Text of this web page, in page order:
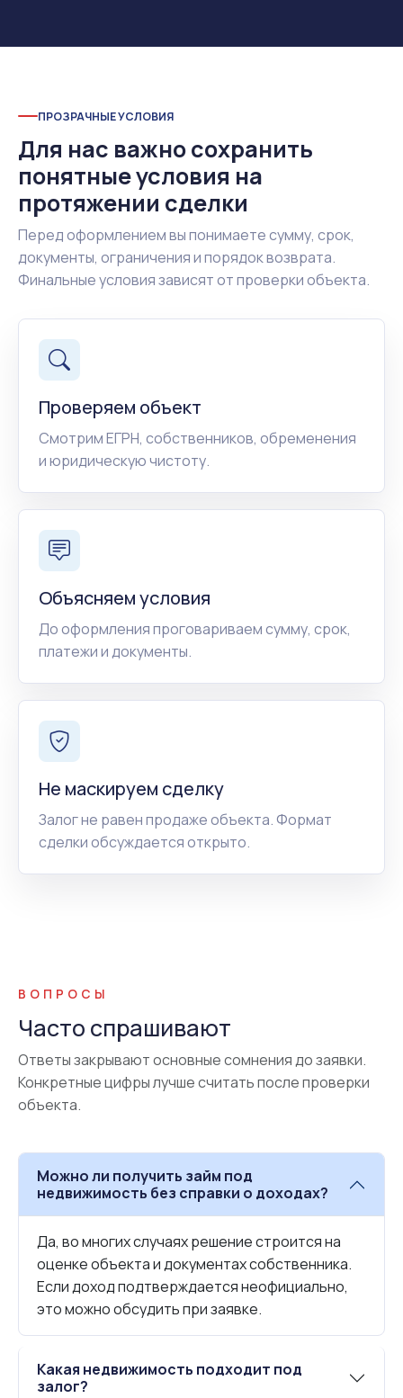
ПРОЗРАЧНЫЕ УСЛОВИЯ
Для нас важно сохранить
понятные условия на
протяжении сделки
Перед оформлением вы понимаете сумму, срок,
документы, ограничения и порядок возврата.
Финальные условия зависят от проверки объекта.
Проверяем объект
Смотрим ЕГРН, собственников, обременения
и юридическую чистоту.
Объясняем условия
До оформления проговариваем сумму, срок,
платежи и документы.
Не маскируем сделку
Залог не равен продаже объекта. Формат
сделки обсуждается открыто.
ВОПРОСЫ
Часто спрашивают
Ответы закрывают основные сомнения до заявки.
Конкретные цифры лучше считать после проверки
объекта.
Можно ли получить займ под
недвижимость без справки о доходах?
Да, во многих случаях решение строится на
оценке объекта и документах собственника.
Если доход подтверждается неофициально,
это можно обсудить при заявке.
Какая недвижимость подходит под
залог?